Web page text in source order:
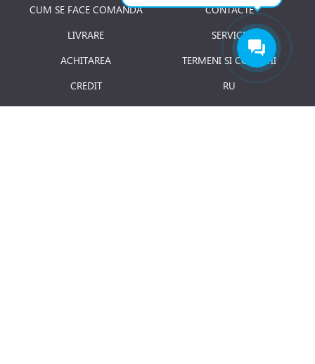
CUM SE FACE COMANDA
LIVRARE
ACHITAREA
CREDIT
RETURNAREA PRODUSULUI
CONTACTE
SERVICE
TERMENI SI CONDITII
RU
JOBURI